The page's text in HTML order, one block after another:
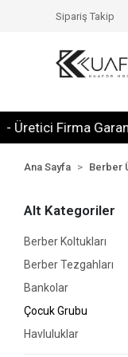
Garantisi |
Sipariş Takip
Ana Sayfa Berber
Alt Kategoriler
Berber Koltukları
Berber Tezgahları
Bankolar
Çocuk Grubu
Havluluklar